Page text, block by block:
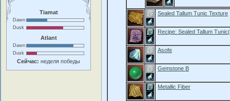
Tiamat
Dawn
Dusk
Atlant
Dawn
Dusk
Сейчас: неделя победы
Sealed Tallum Tunic Texture
Recipe: Sealed Tallum
Asofe
Gemstone B
Metallic Fiber